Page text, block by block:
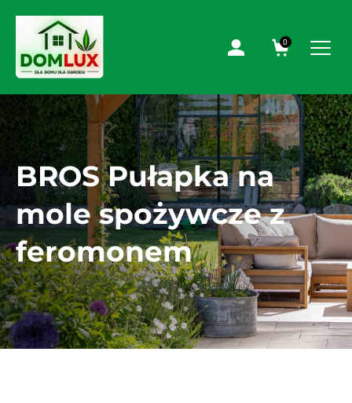
0
BROS Pułapka na
mole spożywcze z
feromonem